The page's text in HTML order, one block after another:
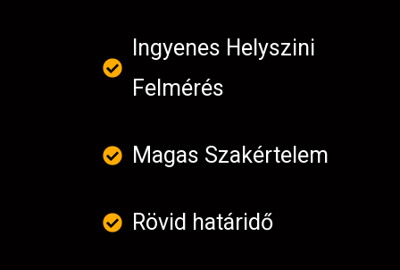
Ingyenes Helyszini
Felmérés
Magas Szakértelem
Rövid határidő